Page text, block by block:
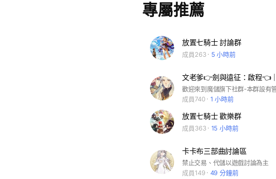
專屬推薦
放置七騎士 討論群
成員263 5 小時前
成員740
1 小時前
放置七騎士 歡樂群
成員363 15 小時前
卡卡布三部曲討論區
禁止交易、代儲以遊戲討論為主
成員149
49 分鐘前